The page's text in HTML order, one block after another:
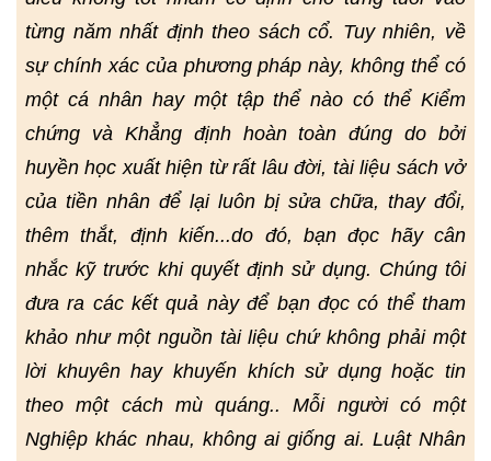
từng năm nhất định theo sách cổ. Tuy nhiên, về
sự chính xác của phương pháp này, không thể có
một cá nhân hay một tập thể nào có thể Kiểm
chứng và Khẳng định hoàn toàn đúng do bởi
huyền học xuất hiện từ rất lâu đời, tài liệu sách vở
của tiền nhân để lại luôn bị sửa chữa, thay đổi,
thêm thắt, định kiến...do đó, bạn đọc hãy cân
nhắc kỹ trước khi quyết định sử dụng. Chúng tôi
đưa ra các kết quả này để bạn đọc có thể tham
khảo như một nguồn tài liệu chứ không phải một
lời khuyên hay khuyến khích sử dụng hoặc tin
theo một cách mù quáng.. Mỗi người có một
Nghiệp khác nhau, không ai giống ai. Luật Nhân